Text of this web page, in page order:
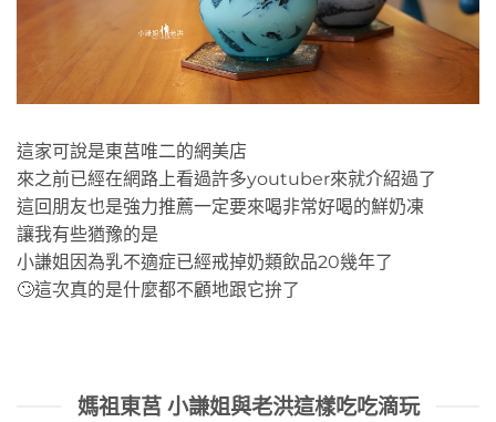
這家可說是東莒唯二的網美店
來之前已經在網路上看過許多youtuber來就介紹過了
這回朋友也是強力推薦一定要來喝非常好喝的鮮奶凍
讓我有些猶豫的是
小謙姐因為乳不適症已經戒掉奶類飲品20幾年了
🙄這次真的是什麼都不顧地跟它拚了
媽祖東莒 小謙姐與老洪這樣吃吃滴玩